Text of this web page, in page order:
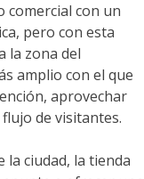
comercial con un
pero con esta
la zona del
amplio con el que
aprovechar
de visitantes.
la ciudad, la tienda